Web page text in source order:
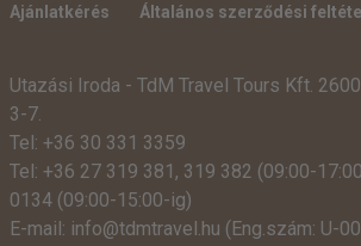
Ajánlatkérés
Általános szerződési
Utazási Iroda - TdM Travel Tours Kft.
3-7.
Tel: +36 30 331 3359
Tel: +36 27 319 381 , 319 382 (09:00-
0134 (09:00-15:00-ig)
E-mail: info@tdmtravel.hu (Eng.szám: U-